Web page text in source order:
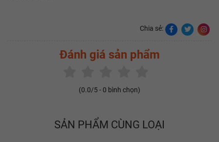
Chia sẻ:
Đánh giá sản phẩm
(0.0/5 - 0 bình chọn)
SẢN PHẨM CÙNG LOẠI